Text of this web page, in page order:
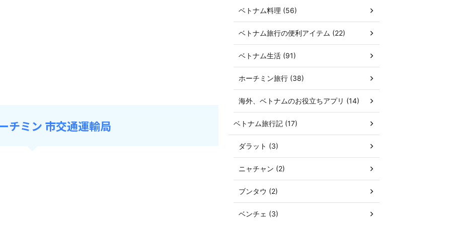
チミン 市交通運輸局
ベトナム料理 (56)
ベトナム旅行の便利アイテム (22)
ベトナム生活 (91)
ホーチミン旅行 (38)
海外、ベトナムのお役立ちアプリ (14)
ベトナム旅行記 (17)
ダラット (3)
ニャチャン (2)
ブンタウ (2)
ベンチェ (3)